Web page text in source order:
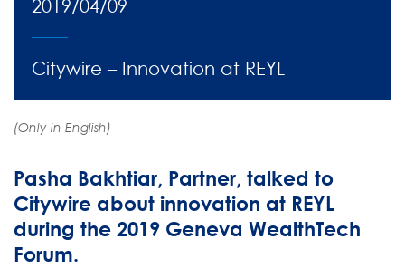
2019/04/09
Citywire – Innovation at REYL
(Only in English)
Pasha Bakhtiar, Partner, talked to
Citywire about innovation at REYL
during the 2019 Geneva WealthTech
Forum.